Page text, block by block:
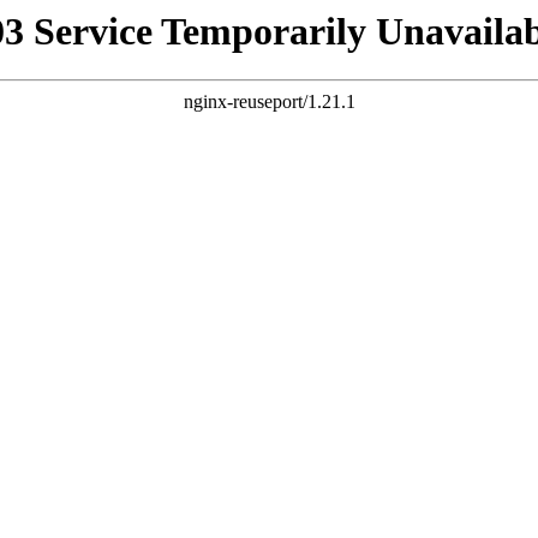
Service Temporarily
nginx-reuseport/1.21.1